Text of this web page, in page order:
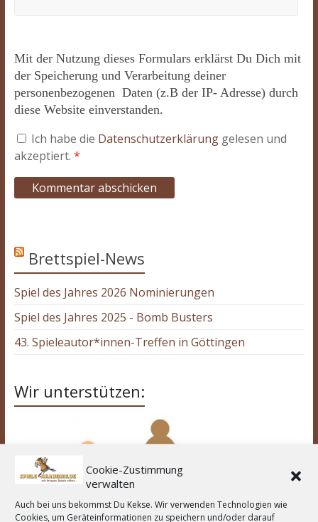
Cookie-Zustimmung
verwalten
Auch bei uns bekommst Du Kekse. Wir verwenden Technologien wie
Cookies, um Geräteinformationen zu speichern und/oder darauf
Mit der Nutzung dieses Formulars erklärst Du Dich mit
der Speicherung und Verarbeitung deiner
personenbezogenen Daten (z.B der IP- Adresse) durch
diese Website einverstanden.
Ich habe die Datenschutzerklärung gelesen und
akzeptiert. *
Brettspiel-News
Spiel des Jahres 2026 Nominierungen
Spiel des Jahres 2025 - Bomb Busters
43. Spieleautor*innen-Treffen in Göttingen
Wir unterstützen: